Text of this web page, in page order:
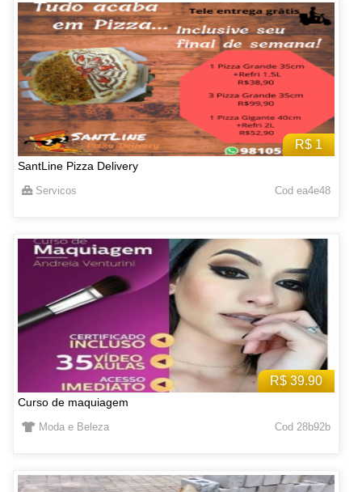
R$ 1
SantLine Pizza Delivery
Servicos Cod ea4e48
R$ 39.90
Curso de maquiagem
Moda e Beleza Cod 28b92b